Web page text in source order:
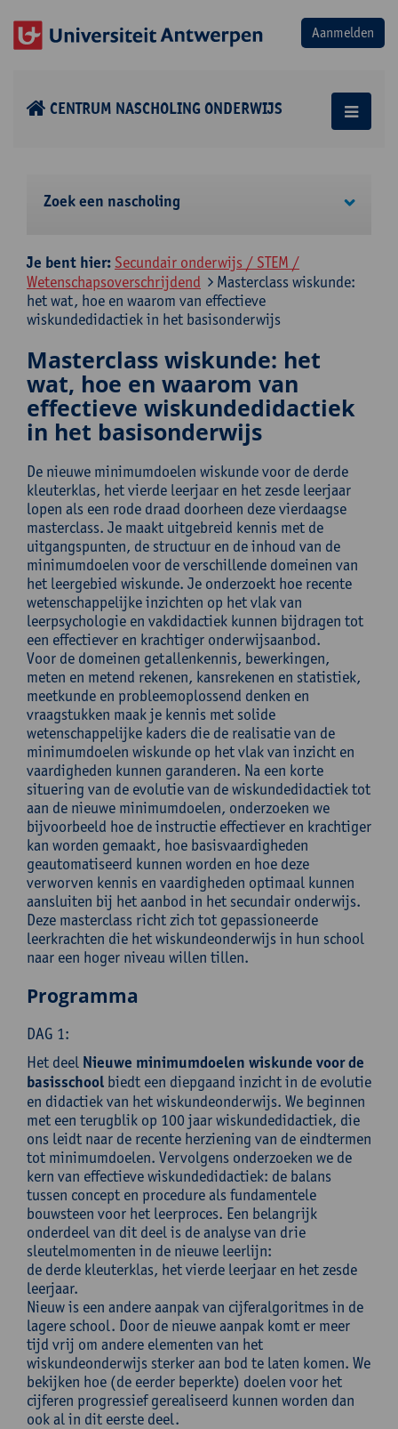
CENTRUM NASCHOLING ONDERWIJS
Zoek een nascholing
Je bent hier: Secundair onderwijs / STEM /
Wetenschapsoverschrijdend
Masterclass wiskunde:
het wat, hoe en waarom van effectieve
wiskundedidactiek in het basisonderwijs
Masterclass wiskunde: het
wat, hoe en waarom van
effectieve wiskundedidactiek
in het basisonderwijs
De nieuwe minimumdoelen wiskunde voor de derde
kleuterklas, het vierde leerjaar en het zesde leerjaar
lopen als een rode draad doorheen deze vierdaagse
masterclass. Je maakt uitgebreid kennis met de
uitgangspunten, de structuur en de inhoud van de
minimumdoelen voor de verschillende domeinen van
het leergebied wiskunde. Je onderzoekt hoe recente
wetenschappelijke inzichten op het vlak van
leerpsychologie en vakdidactiek kunnen bijdragen tot
een effectiever en krachtiger onderwijsaanbod.
Voor de domeinen getallenkennis, bewerkingen,
meten en metend rekenen, kansrekenen en statistiek,
meetkunde en probleemoplossend denken en
vraagstukken maak je kennis met solide
wetenschappelijke kaders die de realisatie van de
minimumdoelen wiskunde op het vlak van inzicht en
vaardigheden kunnen garanderen. Na een korte
situering van de evolutie van de wiskundedidactiek tot
aan de nieuwe minimumdoelen, onderzoeken we
bijvoorbeeld hoe de instructie effectiever en krachtiger
kan worden gemaakt, hoe basisvaardigheden
geautomatiseerd kunnen worden en hoe deze
verworven kennis en vaardigheden optimaal kunnen
aansluiten bij het aanbod in het secundair onderwijs.
Deze masterclass richt zich tot gepassioneerde
leerkrachten die het wiskundeonderwijs in hun school
naar een hoger niveau willen tillen.
Programma
DAG 1:
Het deel Nieuwe minimumdoelen wiskunde voor de
basisschool biedt een diepgaand inzicht in de evolutie
en didactiek van het wiskundeonderwijs. We beginnen
met een terugblik op 100 jaar wiskundedidactiek, die
ons leidt naar de recente herziening van de eindtermen
tot minimumdoelen. Vervolgens onderzoeken we de
kern van effectieve wiskundedidactiek: de balans
tussen concept en procedure als fundamentele
bouwsteen voor het leerproces. Een belangrijk
onderdeel van dit deel is de analyse van drie
sleutelmomenten in de nieuwe leerlijn:
de derde kleuterklas, het vierde leerjaar en het zesde
leerjaar.
Nieuw is een andere aanpak van cijferalgoritmes in de
lagere school. Door de nieuwe aanpak komt er meer
tijd vrij om andere elementen van het
wiskundeonderwijs sterker aan bod te laten komen. We
bekijken hoe (de eerder beperkte) doelen voor het
cijferen progressief gerealiseerd kunnen worden dan
ook al in dit eerste deel.